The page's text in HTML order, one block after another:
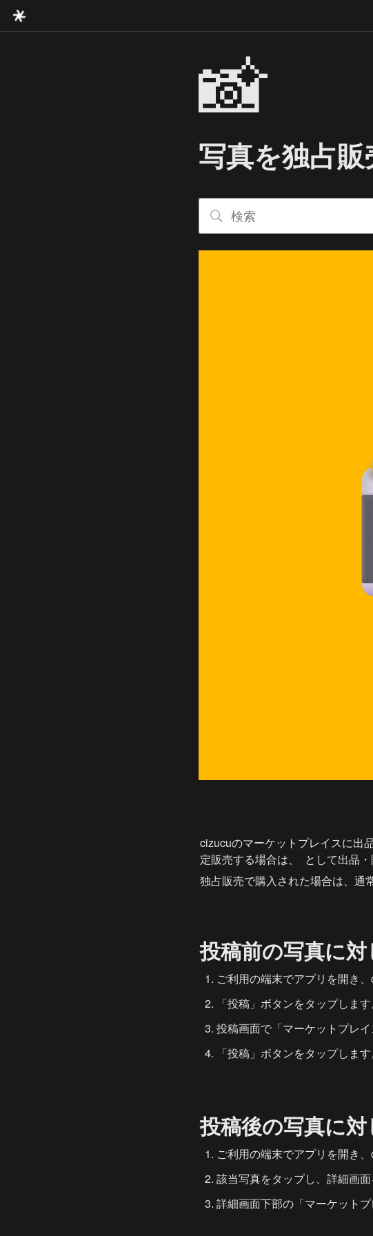
📸
写真を独占
cizucuのマーケットプレイスに出
定販売する場合は、
として出品
独占販売で購入された場合は、通
投稿前の写真に
ご利用の端末でアプリを開き
「投稿」ボタンをタップします
投稿画面で「マーケットプレ
「投稿」ボタンをタップします
投稿後の写真に
ご利用の端末でアプリを開き
該当写真をタップし、詳細画面
詳細画面下部の「マーケット